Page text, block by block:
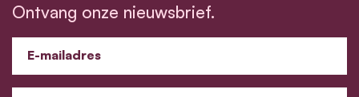
Ontvang onze nieuwsbrief.
E-mailadres